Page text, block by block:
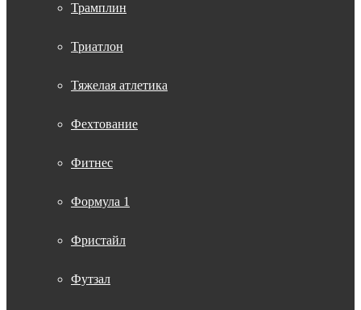
Трамплин
Триатлон
Тяжелая атлетика
Фехтование
Фитнес
Формула 1
Фристайл
Футзал